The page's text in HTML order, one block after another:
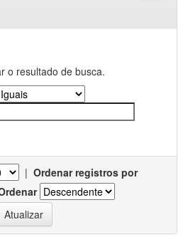
o resultado de busca.
| Ordenar registros por